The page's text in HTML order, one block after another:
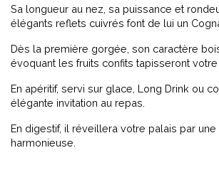
Sa longueur au nez, sa puissance et
élégants reflets cuivrés font de lui un
Dès la première gorgée, son caractère
évoquant les fruits confits tapisseront votre
En apéritif, servi sur glace, Long Drink ou
élégante invitation au repas.
En digestif, il réveillera votre palais par
harmonieuse.